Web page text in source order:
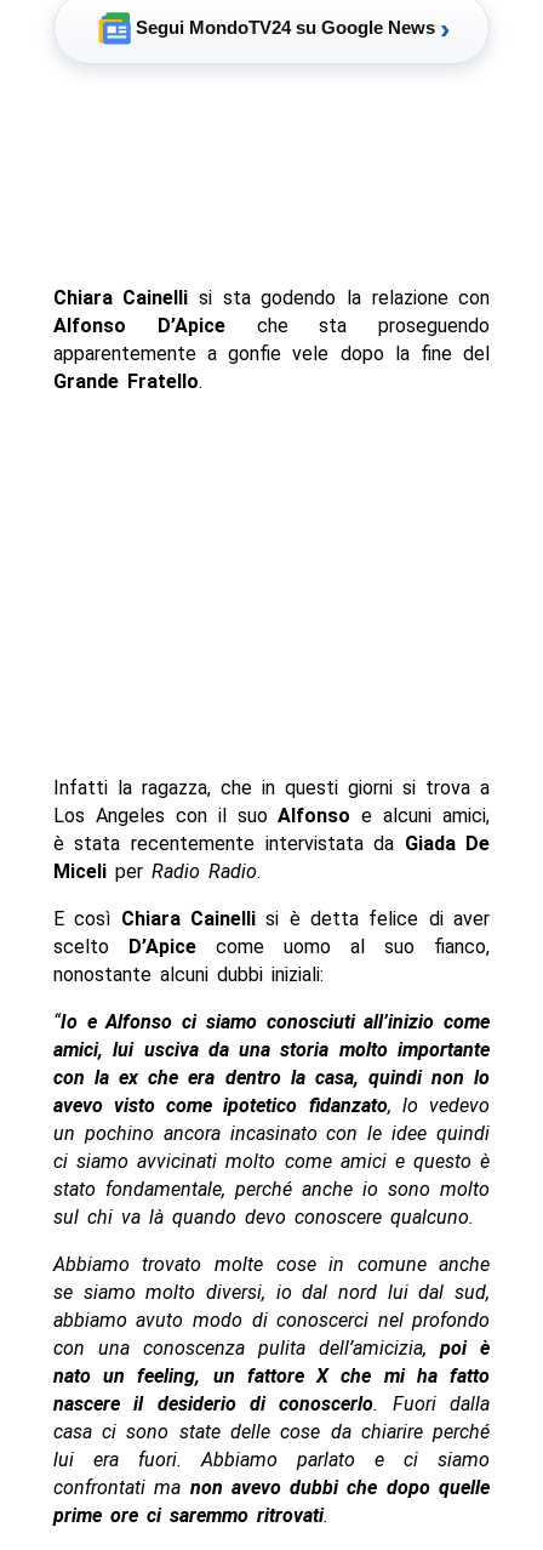
Segui MondoTV24 su Google News ›
Chiara Cainellisi sta godendo la relazione con
Alfonso D’Apiceche sta proseguendo
apparentemente a gonfie vele dopo la fine del
Grande Fratello.
Infatti la ragazza, che in questi giorni si trova a
Los Angeles con il suoAlfonso e alcuni amici,
è stata recentemente intervistata da Giada De
Miceliper Radio Radio.
E così Chiara Cainellisi è detta felice di aver
scelto D’Apice come uomo al suo fianco,
nonostante alcuni dubbi iniziali:
“Io e Alfonso ci siamo conosciuti all’inizio come
amici, lui usciva da una storia molto importante
con la ex che era dentro la casa, quindi non lo
avevo visto come ipotetico fidanzato, lo vedevo
un pochino ancora incasinato con le idee quindi
ci siamo avvicinati molto come amici e questo è
stato fondamentale, perché anche io sono molto
sul chi va là quando devo conoscere qualcuno.
Abbiamo trovato molte cose in comune anche
se siamo molto diversi, io dal nord lui dal sud,
abbiamo avuto modo di conoscerci nel profondo
con una conoscenza pulita dell’amicizia,poi è
nato un feeling, un fattore X che mi ha fatto
nascere il desiderio di conoscerlo. Fuori dalla
casa ci sono state delle cose da chiarire perché
lui era fuori. Abbiamo parlato e ci siamo
confrontati ma non avevo dubbi che dopo quelle
prime ore ci saremmo ritrovati.